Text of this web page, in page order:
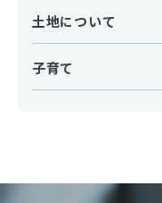
土地について
子育て